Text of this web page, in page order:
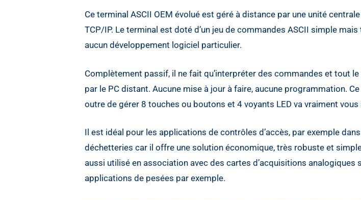
Ce terminal ASCII OEM évolué est géré à distance par une unité
TCP/IP. Le terminal est doté d’un jeu de commandes ASCII simple
aucun développement logiciel particulier.
Complètement passif, il ne fait qu’interpréter des commandes et tout
par le PC distant. Aucune mise à jour à faire, aucune programmation.
outre de gérer 8 touches ou boutons et 4 voyants LED va vraiment
Il est idéal pour les applications de contrôles d’accès, par exemple
déchetteries car il offre une solution économique, très robuste et
aussi utilisé en association avec des cartes d’acquisitions analogiques
applications de pesées par exemple.